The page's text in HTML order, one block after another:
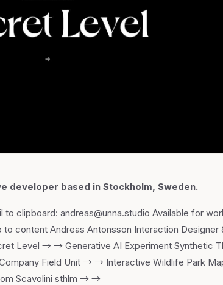
developer based in Stockholm, Sweden.
clipboard: andreas@unna.studio Available for
content Andreas Antonsson Interaction Designer
Level → → Generative AI Experiment Synthetic
Field Unit → → Interactive Wildlife Park
Scavolini sthlm → →